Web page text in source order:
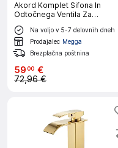
Akord Komplet Sifona In
Odtočnega Ventila Za
Umivalnik, Krom
Na voljo v 5-7 delovnih dneh
Prodajalec Megga
Brezplačna poštnina
5900 €
72,96 €